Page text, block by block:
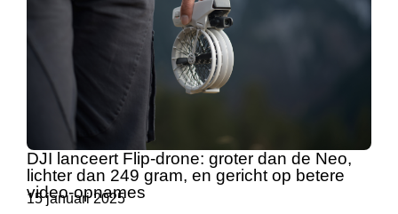
DJI lanceert Flip-drone: groter dan de Neo,
lichter dan 249 gram, en gericht op betere
video-opnames
15 januari 2025